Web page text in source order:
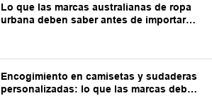
Lo que las marcas australianas de ropa
urbana deben saber antes de importar
Encogimiento en camisetas y sudaderas
personalizadas: lo que las marcas deben